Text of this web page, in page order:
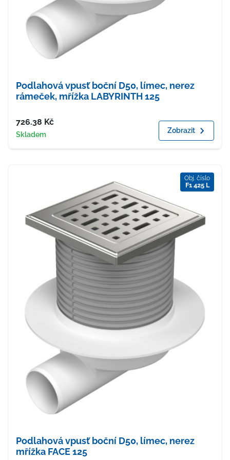
Podlahová vpusť boční D50, límec, nerez
rámeček, mřížka LABYRINTH 125
Cena
726.38 Kč
Dostupnost
Skladem Zobrazit
Obj. číslo
F1 425 L
Podlahová vpusť boční D50, límec, nerez
mřížka FACE 125